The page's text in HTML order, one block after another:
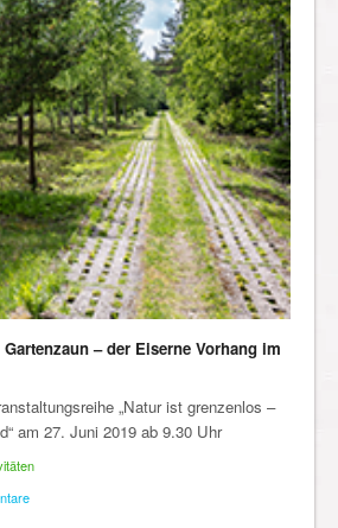
– der Eiserne Vorhang im
„Natur ist grenzenlos –
am 27. Juni 2019 ab 9.30 Uhr